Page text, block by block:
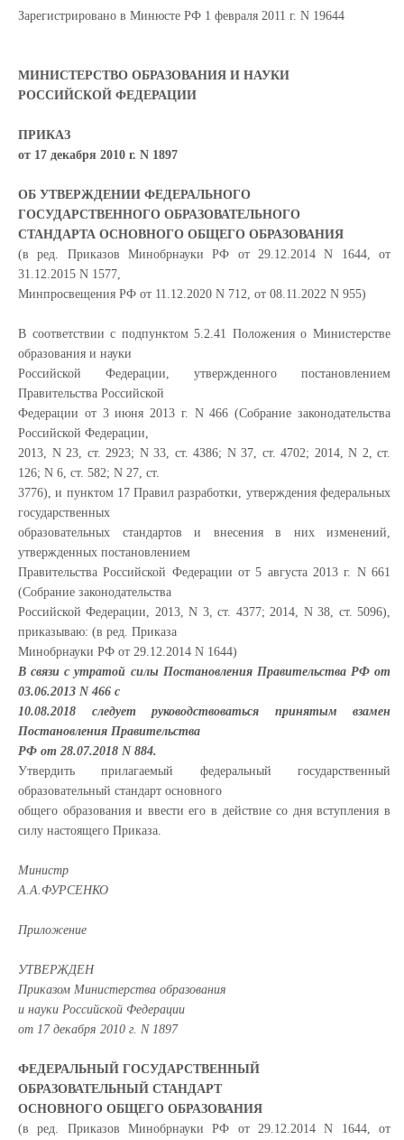
Зарегистрировано в Минюсте РФ 1 февраля 2011 г. N 19644
МИНИСТЕРСТВО ОБРАЗОВАНИЯ И НАУКИ
РОССИЙСКОЙ ФЕДЕРАЦИИ
ПРИКАЗ
от 17 декабря 2010 г. N 1897
ОБ УТВЕРЖДЕНИИ ФЕДЕРАЛЬНОГО
ГОСУДАРСТВЕННОГО ОБРАЗОВАТЕЛЬНОГО
СТАНДАРТА ОСНОВНОГО ОБЩЕГО ОБРАЗОВАНИЯ
(в ред. Приказов Минобрнауки РФ от 29.12.2014 N 1644, от
31.12.2015 N 1577,
Минпросвещения РФ от 11.12.2020 N 712, от 08.11.2022 N 955)
В соответствии с подпунктом 5.2.41 Положения о Министерстве
образования и науки
Российской Федерации, утвержденного постановлением
Правительства Российской
Федерации от 3 июня 2013 г. N 466 (Собрание законодательства
Российской Федерации,
2013, N 23, ст. 2923; N 33, ст. 4386; N 37, ст. 4702; 2014, N 2, ст.
126; N 6, ст. 582; N 27, ст.
3776), и пунктом 17 Правил разработки, утверждения федеральных
государственных
образовательных стандартов и внесения в них изменений,
утвержденных постановлением
Правительства Российской Федерации от 5 августа 2013 г. N 661
(Собрание законодательства
Российской Федерации, 2013, N 3, ст. 4377; 2014, N 38, ст. 5096),
приказываю: (в ред. Приказа
Минобрнауки РФ от 29.12.2014 N 1644)
В связи с утратой силы Постановления Правительства РФ от
03.06.2013 N 466 с
10.08.2018 следует руководствоваться принятым взамен
Постановления Правительства
РФ от 28.07.2018 N 884.
Утвердить прилагаемый федеральный государственный
образовательный стандарт основного
общего образования и ввести его в действие со дня вступления в
силу настоящего Приказа.
Министр
А.А.ФУРСЕНКО
Приложение
УТВЕРЖДЕН
Приказом Министерства образования
и науки Российской Федерации
от 17 декабря 2010 г. N 1897
ФЕДЕРАЛЬНЫЙ ГОСУДАРСТВЕННЫЙ
ОБРАЗОВАТЕЛЬНЫЙ СТАНДАРТ
ОСНОВНОГО ОБЩЕГО ОБРАЗОВАНИЯ
(в ред. Приказов Минобрнауки РФ от 29.12.2014 N 1644, от